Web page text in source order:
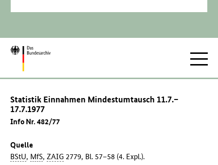
Zur
Statistik Einnahmen Mindestumtausch 11.7.–
17.7.1977
Info Nr. 482/77
Quelle
BStU, MfS,ZAIG 2779, Bl. 57–58 (4. Expl.).